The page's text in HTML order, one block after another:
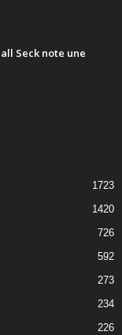
Seck note une
1723
1420
726
592
273
234
226